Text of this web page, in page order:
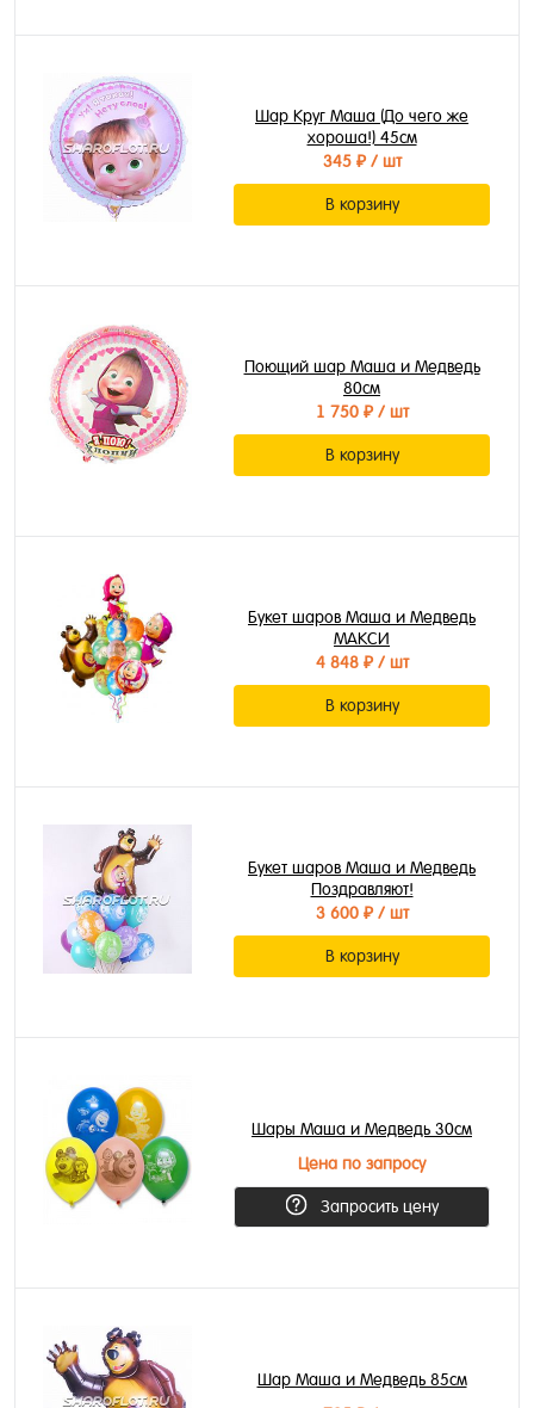
Шар Круг Маша (До чего же
хороша!) 45см
345 ₽/ шт
В корзину
Поющий шар Маша и Медведь
80см
1 750 ₽/ шт
В корзину
Букет шаров Маша и Медведь
МАКСИ
4 848 ₽/ шт
В корзину
Букет шаров Маша и Медведь
Поздравляют!
3 600 ₽/ шт
В корзину
Шары Маша и Медведь 30см
Цена по запросу
Запросить цену
Шар Маша и Медведь 85см